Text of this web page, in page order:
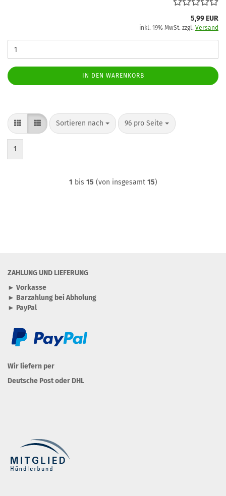
5,99 EUR
inkl. 19% MwSt. zzgl. Versand
IN DEN WARENKORB
Sortieren nach
Sortieren nach 96 pro Seite
pro Seite
1
1 bis 15 (von insgesamt 15)
ZAHLUNG UND LIEFERUNG
► Vorkasse
► Barzahlung bei Abholung
► PayPal
Wir liefern per
Deutsche Post oder DHL